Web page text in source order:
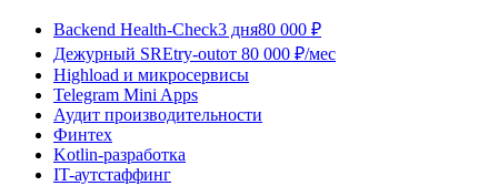
Backend Health-Check3 дня80 000 ₽
Дежурный SREtry-outот 80 000 ₽/мес
Highload и микросервисы
Telegram Mini Apps
Аудит производительности
Финтех
Kotlin-разработка
IT-аутстаффинг